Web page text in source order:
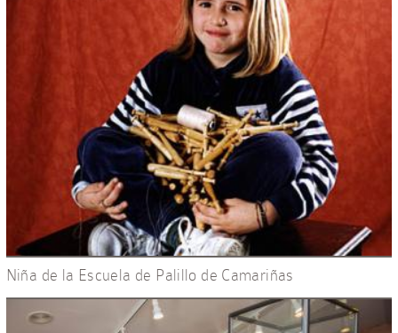
Niña de la Escuela de Palillo de Camariñas